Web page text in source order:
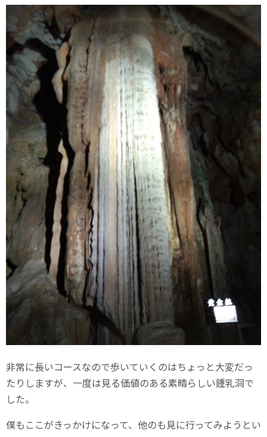
非常に長いコースなので歩いていくのはちょっと大変だっ
たりしますが、一度は見る価値のある素晴らしい鍾乳洞で
した。
僕もここがきっかけになって、他のも見に行ってみようとい